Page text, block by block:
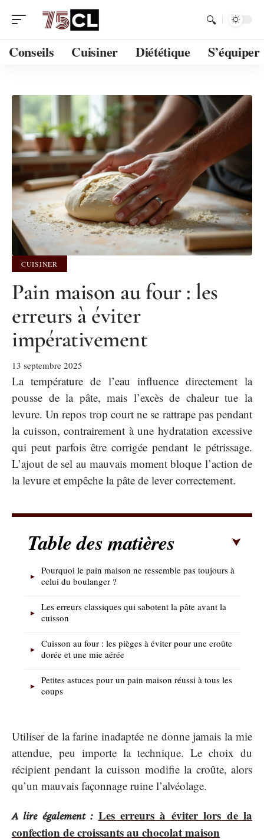
Conseils Cuisiner Diététique S’équiper
CUISINER
Pain maison au four : les
erreurs à éviter
impérativement
13 septembre 2025
La température de l’eau influence directement la
pousse de la pâte, mais l’excès de chaleur tue la
levure. Un repos trop court ne se rattrape pas pendant
la cuisson, contrairement à une hydratation excessive
qui peut parfois être corrigée pendant le pétrissage.
L’ajout de sel au mauvais moment bloque l’action de
la levure et empêche la pâte de lever correctement.
Table des matières
Pourquoi le pain maison ne ressemble pas toujours à
celui du boulanger ?
Les erreurs classiques qui sabotent la pâte avant la
cuisson
Cuisson au four : les pièges à éviter pour une croûte
dorée et une mie aérée
Petites astuces pour un pain maison réussi à tous les
coups
Utiliser de la farine inadaptée ne donne jamais la mie
attendue, peu importe la technique. Le choix du
récipient pendant la cuisson modifie la croûte, alors
qu’un mauvais façonnage ruine l’alvéolage.
A lire également : Les erreurs à éviter lors de la
confection de croissants au chocolat maison